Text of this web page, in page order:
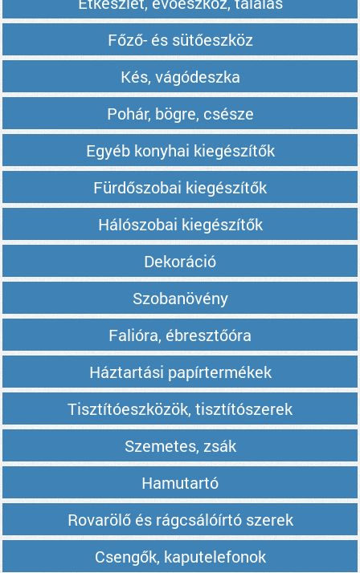
Főző- és sütőeszköz
Kés, vágódeszka
Pohár, bögre, csésze
Egyéb konyhai kiegészítők
Fürdőszobai kiegészítők
Hálószobai kiegészítők
Dekoráció
Szobanövény
Falióra, ébresztőóra
Háztartási papírtermékek
Tisztítóeszközök, tisztítószerek
Szemetes, zsák
Hamutartó
Rovarölő és rágcsálóírtó szerek
Csengők, kaputelefonok